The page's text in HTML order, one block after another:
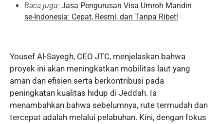
Baca juga: Jasa Pengurusan Visa Umroh Mandiri
se-Indonesia: Cepat, Resmi, dan Tanpa Ribet!
Yousef Al-Sayegh, CEO JTC, menjelaskan bahwa
proyek ini akan meningkatkan mobilitas laut yang
aman dan efisien serta berkontribusi pada
peningkatan kualitas hidup di Jeddah. Ia
menambahkan bahwa sebelumnya, rute termudah dan
tercepat adalah melalui pelabuhan. Kini, dengan fokus